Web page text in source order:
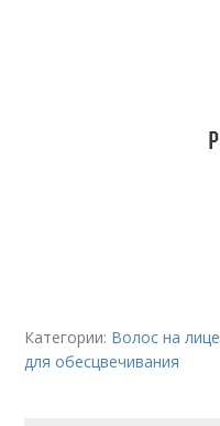
Категории: Волос на лице
для обесцвечивания